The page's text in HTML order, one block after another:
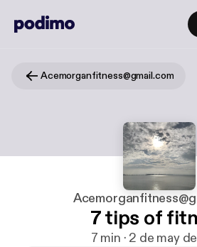
Acemorganfitness@gmail.com
7 tips of
7 min · 2 de may